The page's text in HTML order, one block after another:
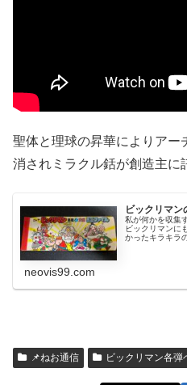
聖体と理球の昇華によりアー
消されミラクル銛が創造主に
ビックリマン
私が何かを収集
ビックリマンに
かったキラキラ
neovis99.com
📌ねお通信 ビックリマン各弾